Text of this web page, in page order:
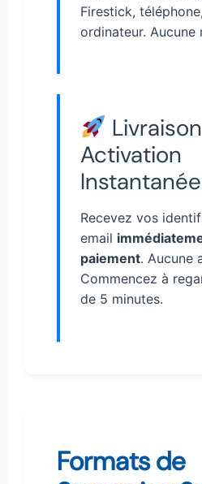
Firestick,
ordinateur. Aucune
Activation
Recevez vos
email
paiement. Aucune
Commencez à
de 5 minutes.
Formats de